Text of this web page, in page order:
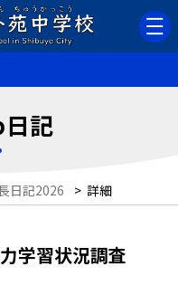
日記
日記2026 > 詳細
学習状況調査